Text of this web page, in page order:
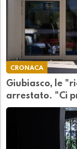
CRONACA
Giubiasco, le
arrestato. "Ci